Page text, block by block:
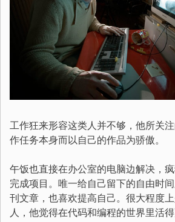
工作狂来形容这类人并不够，他所关
作任务本身而以自己的作品为骄傲。
午饭也直接在办公室的电脑边解决，
完成项目。唯一给自己留下的自由时
刊文章，也喜欢提高自己。很大程度
人，他觉得在代码和编程的世界里活得